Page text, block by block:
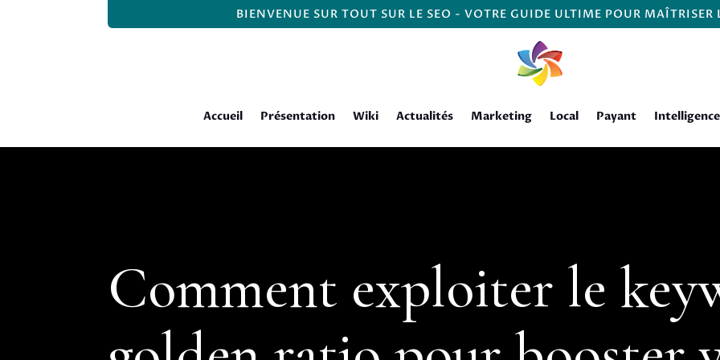
BIENVENUE SUR TOUT SUR LE SEO - VOTRE GUIDE ULTIME POUR MAÎTRISER
Accueil Présentation Wiki Actualités Marketing Local Payant
Comment exploiter le